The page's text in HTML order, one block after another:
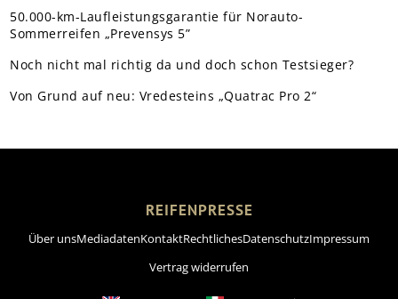
50.000-km-Laufleistungsgarantie für Norauto-
Sommerreifen „Prevensys 5”
Noch nicht mal richtig da und doch schon Testsieger?
Von Grund auf neu: Vredesteins „Quatrac Pro 2“
REIFENPRESSE
Über unsMediadatenKontaktRechtlichesDatenschutzImpressum
Vertrag widerrufen